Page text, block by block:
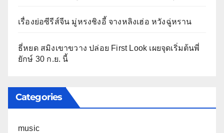
เรื่องย่อซีรีส์จีน มู่หรงชิงอี้ จางหลิงเฮ่อ หวังฉู่หราน
ธี่หยด สมิงเขาขวาง ปล่อย First Look เผยจุดเริ่มต้นพี่
ยักษ์ 30 ก.ย. นี้
Categories
music